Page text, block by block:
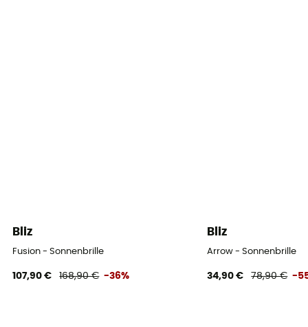
Bliz
Fusion - Sonnenbrille
107,90 € 168,90 € -36%
Bliz
Arrow - Sonnenbrille
34,90 € 78,90 € -